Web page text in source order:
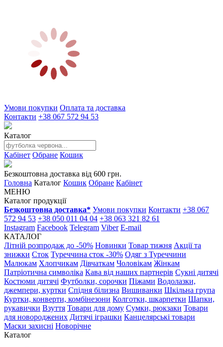
Умови покупки Оплата та доставка
Контакти +38 067 572 94 53
Каталог
Кабінет Обране Кошик
Безкоштовна доставка від 600 грн.
Головна Каталог Кошик Обране Кабінет
МЕНЮ
Каталог продукції
Безкоштовна доставка* Умови покупки Контакти +38 067
572 94 53 +38 050 011 04 04 +38 063 321 82 61
Instagram Facebook Telegram Viber E-mail
КАТАЛОГ
Літній розпродаж до -50% Новинки Товар тижня Акції та
знижки Сток Туреччина сток -30% Одяг з Туреччини
Малюкам Хлопчикам Дівчаткам Чоловікам Жінкам
Патріотична символіка Кава від наших партнерів Сукні дитячі
Костюми дитячі Футболки, сорочки Піжами Водолазки,
джемпери, куртки Спідня білизна Вишиванки Шкільна група
Куртки, конверти, комбінезони Колготки, шкарпетки Шапки,
рукавички Взуття Товари для дому Сумки, рюкзаки Товари
для новороджених Дитячі іграшки Канцелярські товари
Маски захисні Новорічне
Каталог